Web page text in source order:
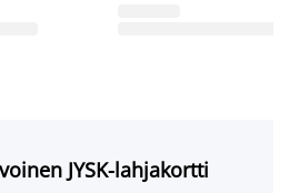
JYSK-lahjakortti